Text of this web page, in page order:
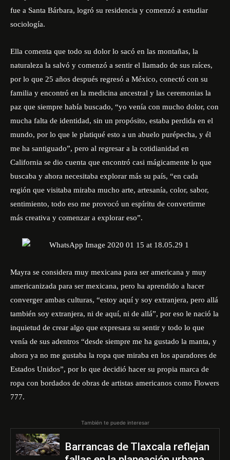
fue a Santa Bárbara, logró su residencia y comenzó a estudiar
sociología.
Ella comenta que todo su dolor lo sacó en las montañas, la
naturaleza la salvó y comenzó a sentir el llamado de sus raíces,
por lo que 25 años después regresó a México, conectó con su
familia y encontró en la medicina ancestral y las ceremonias la
paz que siempre había buscado, “yo venía con mucho dolor, con
mucha falta de identidad, sin un propósito, estaba perdida en el
mundo, por lo que le platiqué esto a un abuelo purépecha, y él
me ha santiguado”, pero al regresar a la cotidianidad en
California se dio cuenta que encontró casi mágicamente lo que
buscaba y ahora necesitaba explorar más su país, “en cada
región que visitaba miraba mucho arte, artesanía, color, sabor,
sentimiento, todo eso me provocó un espíritu de convertirme
más creativa y comenzar a explorar eso”.
Mayra se considera muy mexicana para ser americana y muy
americanizada para ser mexicana, pero ha aprendido a hacer
converger ambas culturas, “estoy aquí y soy extranjera, pero allá
también soy extranjera, ni de aquí, ni de allá”, por eso le nació la
inquietud de crear algo que expresara su sentir y todo lo que
venía de sus adentros “desde siempre me ha gustado la manta, y
ahora ya no me gustaba la ropa que miraba en los aparadores de
Estados Unidos”, por lo que decidió hacer su propia marca de
ropa con bordados de obras de artistas americanos como Flowers
777.
También te puede interesar
Barrancas de Tlaxcala reflejan